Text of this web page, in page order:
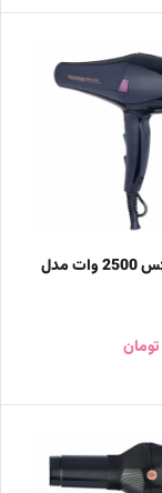
سشوار پرومکس 2500 وات مدل
تومان